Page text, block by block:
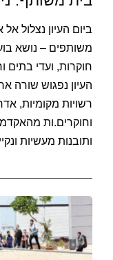
ביום העיון נצלול
משותפים – נושא
חוקרות, ועדי בתים
העיון נפגוש שורה
רשויות מקומיות,
וחוקרים.ות
ותובנות מעשיות